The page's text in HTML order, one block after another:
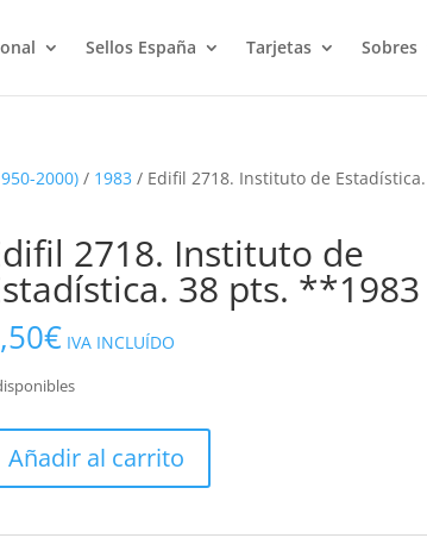
Sellos España Tarjetas Sobres
2000) / 1983 / Edifil 2718. Instituto de Estadística.
2718. Instituto de
38 pts. **1983
€ IVA INCLUÍDO
Añadir al carrito